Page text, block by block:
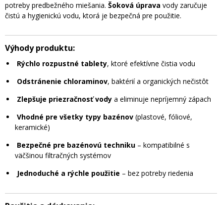
potreby predbežného miešania. Šoková úprava vody zaručuje
čistú a hygienickú vodu, ktorá je bezpečná pre použitie.
Výhody produktu:
Rýchlo rozpustné tablety, ktoré efektívne čistia vodu
Odstránenie chloraminov, baktérií a organických nečistôt
Zlepšuje priezračnosť vody a eliminuje nepríjemný zápach
Vhodné pre všetky typy bazénov (plastové, fóliové,
keramické)
Bezpečné pre bazénovú techniku – kompatibilné s
väčšinou filtračných systémov
Jednoduché a rýchle použitie – bez potreby riedenia